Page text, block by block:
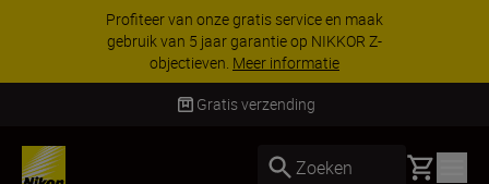
Profiteer van onze gratis service en maak
gebruik van 5 jaar garantie op NIKKOR Z-
objectieven. Meer informatie
Gratis verzending
Zoeken Basket